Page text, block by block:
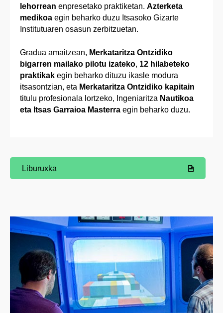
lehorrean enpresetako praktiketan. Azterketa
medikoa egin beharko duzu Itsasoko Gizarte
Institutuaren osasun zerbitzuetan.
Gradua amaitzean, Merkataritza Ontzidiko
bigarren mailako pilotu izateko, 12 hilabeteko
praktikak egin beharko dituzu ikasle modura
itsasontzian, eta Merkataritza Ontzidiko kapitain
titulu profesionala lortzeko, Ingeniaritza Nautikoa
eta Itsas Garraioa Masterra egin beharko duzu.
(Beste leiho bat zabalduko du)
Liburuxka